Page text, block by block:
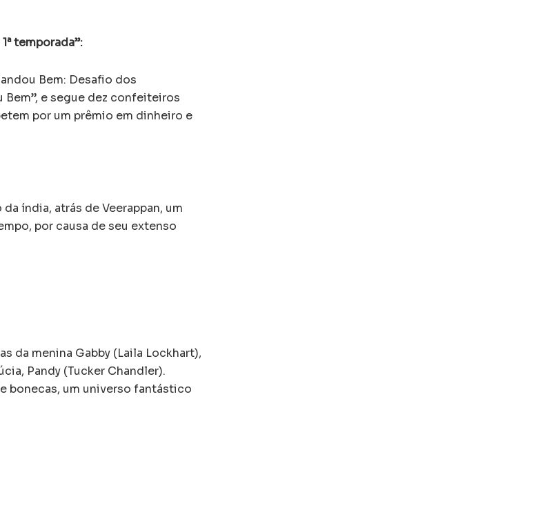
temporada”:
Bem: Desafio dos
e segue dez confeiteiros
por um prêmio em dinheiro e
índia, atrás de Veerappan, um
por causa de seu extenso
da menina Gabby (Laila Lockhart),
Pandy (Tucker Chandler).
bonecas, um universo fantástico